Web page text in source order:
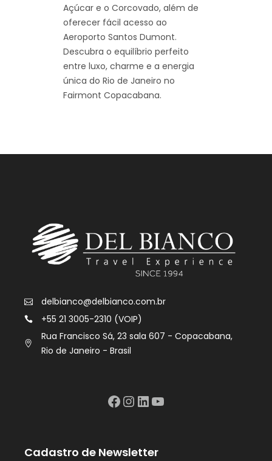
Açúcar e o Corcovado, além de
oferecer fácil acesso ao
Aeroporto Santos Dumont.
Descubra o equilíbrio perfeito
entre luxo, charme e a energia
única do Rio de Janeiro no
Fairmont Copacabana.
delbianco@delbianco.com.br
+55 21 3005-2310 (VOIP)
Rua Francisco Sá, 23 sala 607 - Copacabana,
Rio de Janeiro - Brasil
Facebook
Instagram
LinkedIn
YouTube
Cadastro de Newsletter